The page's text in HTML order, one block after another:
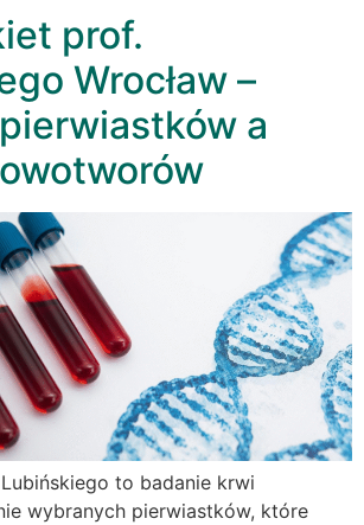
prof.
Wrocław –
a
to badanie krwi
wybranych pierwiastków, które